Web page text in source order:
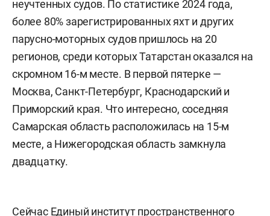
неучтенных судов. По статистике 2024 года,
более 80% зарегистрированных яхт и других
парусно-моторных судов пришлось на 20
регионов, среди которых Татарстан оказался на
скромном 16-м месте. В первой пятерке —
Москва, Санкт-Петербург, Краснодарский и
Приморский края. Что интересно, соседняя
Самарская область расположилась на 15-м
месте, а Нижегородская область замкнула
двадцатку.
Сейчас Единый институт пространственного